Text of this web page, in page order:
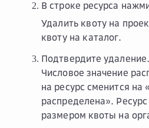
В строке ресурса
Удалить квоту на
квоту на каталог.
Подтвердите удаление.
Числовое значение
на ресурс сменится на
распределена».
размером квоты на